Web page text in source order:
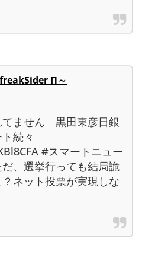
Π～
てません 黒田東彦日銀
続々
#スマートニュー
、選挙行っても結局詭
ネット投票が実現しな